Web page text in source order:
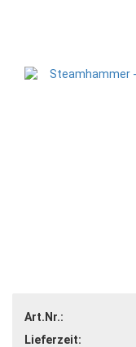
Art.Nr.:
Lieferzeit: